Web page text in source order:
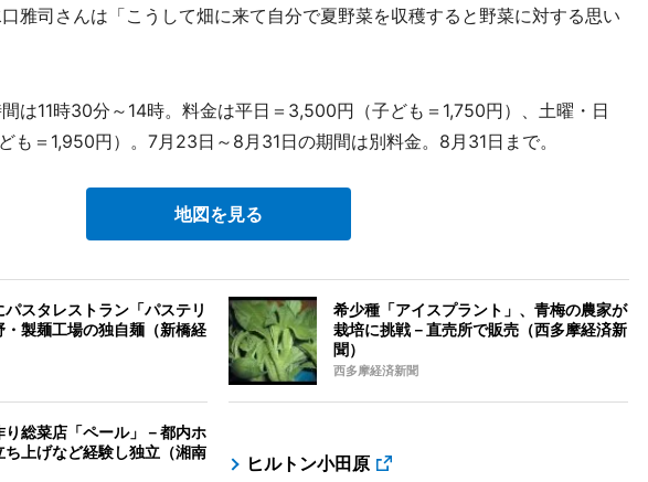
雅司さんは「こうして畑に来て自分で夏野菜を収穫すると野菜に対する思い
は11時30分～14時。料金は平日＝3,500円（子ども＝1,750円）、土曜・日
も＝1,950円）。7月23日～8月31日の期間は別料金。8月31日まで。
地図を見る
パスタレストラン「パステリ
・製麺工場の独自麺（新橋経
希少種「アイスプラント」、青梅の農家が
栽培に挑戦－直売所で販売（西多摩経済新
聞）
西多摩経済新聞
り総菜店「ペール」－都内ホ
ち上げなど経験し独立（湘南
ヒルトン小田原